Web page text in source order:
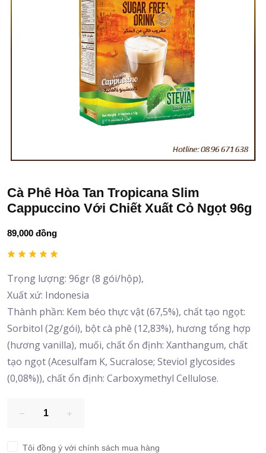
Cà Phê Hòa Tan Tropicana Slim
Cappuccino Với Chiết Xuất Cỏ Ngọt 96g
89,000 đồng
Trọng lượng: 96gr (8 gói/hộp),
Xuất xứ: Indonesia
Thành phần: Kem béo thực vật (67,5%), chất tạo ngọt:
Sorbitol (2g/gói), bột cà phê (12,83%), hương tổng hợp
(hương vanilla), muối, chất ổn định: Xanthangum, chất
tạo ngọt (Acesulfam K, Sucralose; Steviol glycosides
(0,08%)), chất ổn định: Carboxymethyl Cellulose.
Tôi đồng ý với chính sách mua hàng